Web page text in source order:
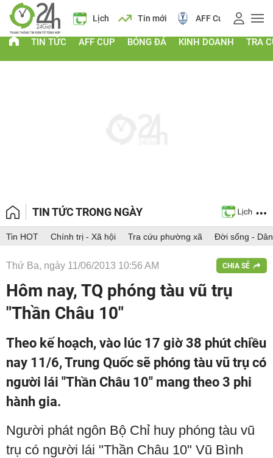
Giá vàng Lịch Tin mới AFF Cup Giá vàng
TIN TỨC AFF CUP BÓNG ĐÁ KINH DOANH TRA
TIN TỨC TRONG NGÀY
Tin HOT Chính trị - Xã hội Tra cứu phường xã Đời sống -
Thứ Ba, ngày 11/06/2013 10:56 AM CHIA SẺ
Hôm nay, TQ phóng tàu vũ trụ
"Thần Châu 10"
Theo kế hoạch, vào lúc 17 giờ 38 phút chiều
nay 11/6, Trung Quốc sẽ phóng tàu vũ trụ có
người lái "Thần Châu 10" mang theo 3 phi
hành gia.
Người phát ngôn Bộ Chỉ huy phóng tàu vũ
trụ có người lái "Thần Châu 10" Vũ Bình